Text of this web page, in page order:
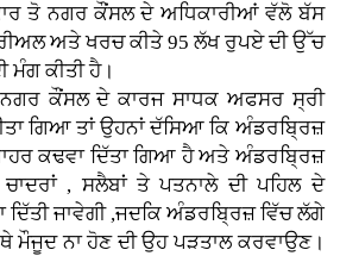
ਤੋ ਨਗਰ ਕੌਂਸਲ ਦੇ ਅਧਿਕਾਰੀਆਂ ਵੱਲੋਬੱਸ
ਅਤੇ ਖਰਚ ਕੀਤੇ 95 ਲੱਖ ਰੁਪਏ ਦੀ ਉੱਚ
ਮੰਗ ਕੀਤੀ ਹੈ।
ਕੌਂਸਲ ਦੇ ਕਾਰਜ ਸਾਧਕ ਅਫਸਰ ਸ੍ਰੀ
ਗਿਆ ਤਾਂ ਉਹਨਾਂ ਦੱਸਿਆ ਕਿ ਅੰਡਰਬ੍ਰਿਜ਼
ਕਢਵਾ ਦਿੱਤਾ ਗਿਆ ਹੈ ਅਤੇ ਅੰਡਰਬ੍ਰਿਜ਼
, ਸਲੈਬਾਂ ਤੇ ਪਤਨਾਲੇ ਦੀ ਪਹਿਲ ਦੇ
ਜਾਵੇਗੀ ,ਜਦਕਿ ਅੰਡਰਬ੍ਰਿਜ਼ ਵਿੱਚ ਲੱਗੇ
ਨਾ ਹੋਣ ਦੀ ਉਹ ਪੜਤਾਲ ਕਰਵਾਉਣ।